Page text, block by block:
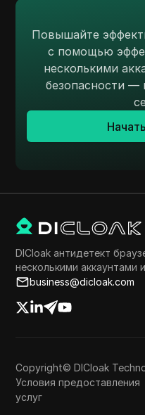
Повышайте
с помощью
несколькими
безопасности —
DICloak антидетект
несколькими
business@dicloak.com
Copyright© DICloak
Условия предоставления
услуг